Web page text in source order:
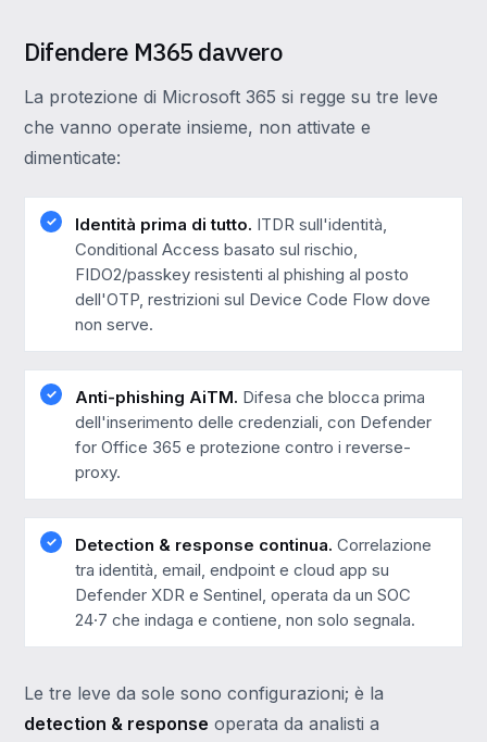
Difendere M365 davvero
La protezione di Microsoft 365 si regge su tre leve
che vanno operate insieme, non attivate e
dimenticate:
Identità prima di tutto. ITDR sull'identità,
Conditional Access basato sul rischio,
FIDO2/passkey resistenti al phishing al posto
dell'OTP, restrizioni sul Device Code Flow dove
non serve.
Anti-phishing AiTM. Difesa che blocca prima
dell'inserimento delle credenziali, con Defender
for Office 365 e protezione contro i reverse-
proxy.
Detection & response continua. Correlazione
tra identità, email, endpoint e cloud app su
Defender XDR e Sentinel, operata da un SOC
24·7 che indaga e contiene, non solo segnala.
Le tre leve da sole sono configurazioni; è la
detection & response operata da analisti a